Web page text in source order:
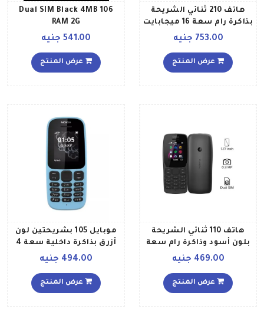
هاتف 210 ثنائي الشريحة
بذاكرة رام سعة 16 ميجابايت
يدعم تقنية 2G، رمادي
753.00 جنيه
عرض المنتج
106 Dual SIM Black 4MB
RAM 2G
541.00 جنيه
عرض المنتج
هاتف 110 ثنائي الشريحة
بلون أسود وذاكرة رام سعة
4 ميجابايت وذاكرة داخلية
تقنية 2G
469.00 جنيه
عرض المنتج
موبايل 105 بشريحتين لون
أزرق بذاكرة داخلية سعة 4
ميجابايت يدعم تقنية 2G
494.00 جنيه
عرض المنتج